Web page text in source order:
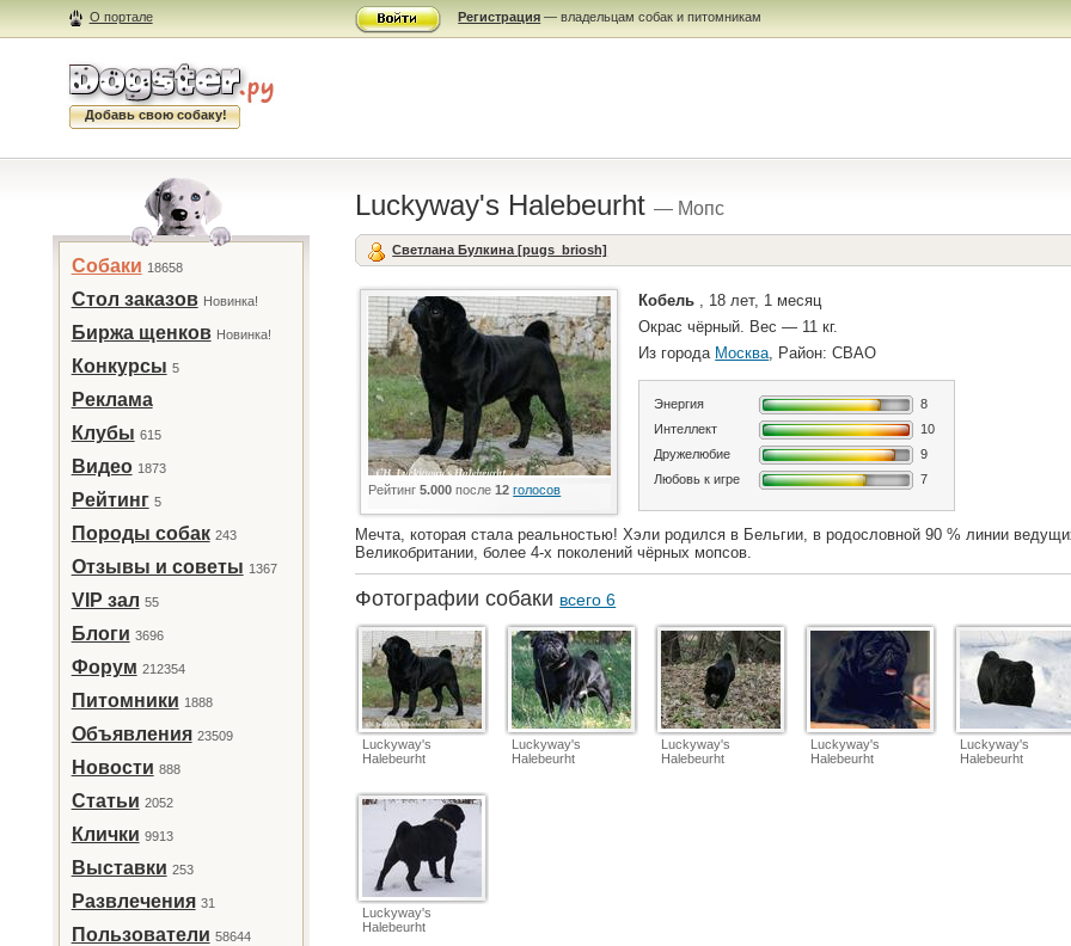
О портале Регистрация — владельцам собак и питомникам
Добавь свою собаку!
Собаки 18658
Стол заказов Новинка!
Биржа щенков Новинка!
Конкурсы 5
Реклама
Клубы 615
Видео 1873
Рейтинг 5
Породы собак 243
Отзывы и советы 1367
VIP зал 55
Блоги 3696
Форум 212354
Питомники 1888
Объявления 23509
Новости 888
Статьи 2052
Клички 9913
Выставки 253
Развлечения 31
Пользователи 58644
Luckyway's Halebeurht— Мопс
Светлана Булкина [pugs_briosh]
Рейтинг5.000 после12 голосов
Кобель , 18 лет, 1 месяц
Окрас чёрный. Вес — 11 кг.
Из города Москва, Район: СВАО
Энергия
8
Интеллект
10
Дружелюбие
9
Любовь к игре
7
Мечта, которая стала реальностью! Хэли родился в Бельгии, в родословной 90 % линии
Великобритании, более 4-х поколений чёрных мопсов.
Фотографии собаки всего 6
Luckyway's
Halebeurht
Luckyway's
Halebeurht
Luckyway's
Halebeurht
Luckyway's
Halebeurht
Luckyway's
Halebeurht
Luckyway's
Halebeurht